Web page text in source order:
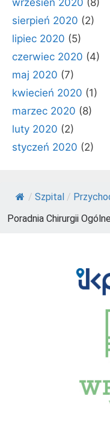
sierpień 2020 (2)
lipiec 2020 (5)
czerwiec 2020 (4)
maj 2020 (7)
kwiecień 2020 (1)
marzec 2020 (8)
luty 2020 (2)
styczeń 2020 (2)
/ Szpital /
Poradnia Chirurgii